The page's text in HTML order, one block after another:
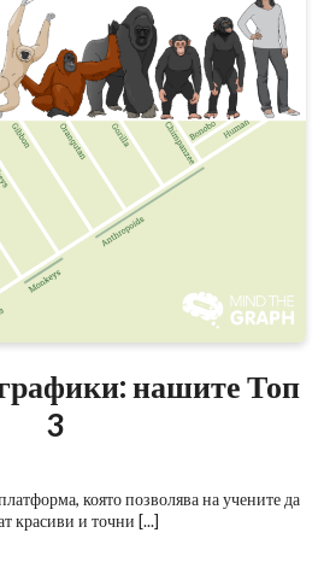
нашите Топ
3
която позволява на учените да
красиви и точни [...]